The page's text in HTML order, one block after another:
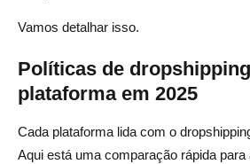
Vamos detalhar isso.
Políticas de
plataforma em 2025
Cada plataforma lida com o
Aqui está uma comparação rápida